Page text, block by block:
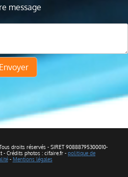
message
Envoyer
droits réservés - SIRET 90888795300010-
- Crédits photos : cifaire.fr - politique de
- Mentions légales